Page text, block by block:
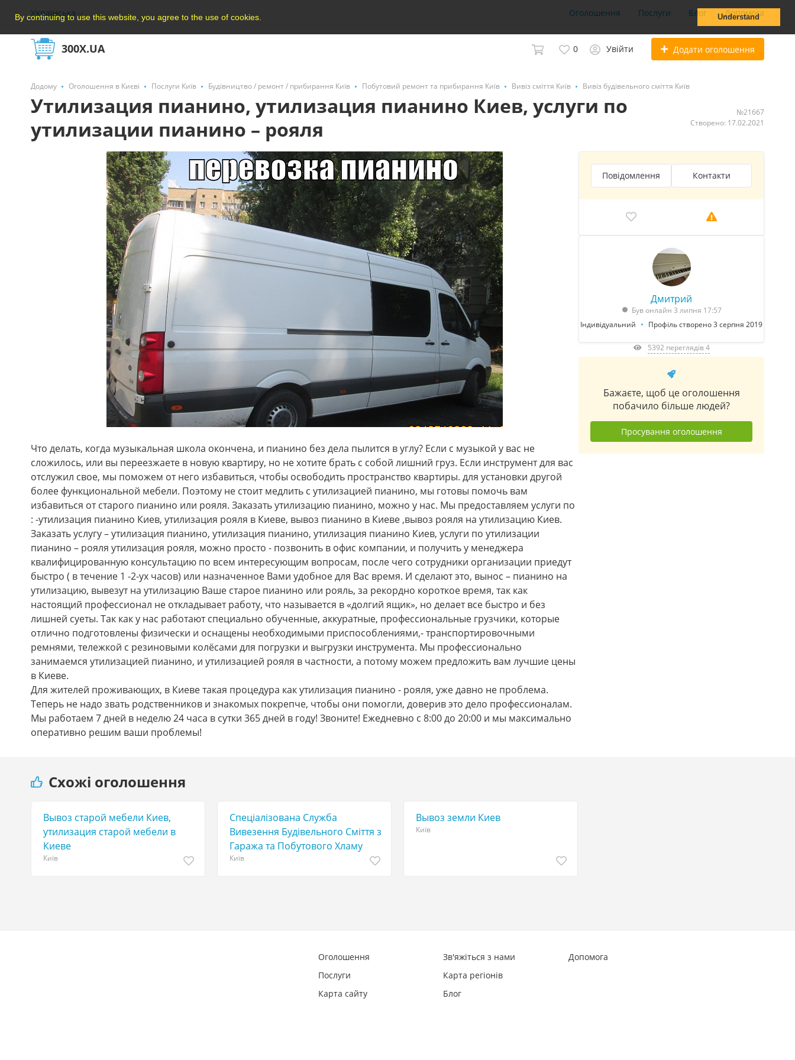
By continuing to use this website, you agree to the use of cookies. Understand
Українська Оголошення Послуги Блог Допомога
300X.UA 0 Увійти Додати оголошення
Додому Оголошення в Києві Послуги Київ Будівництво / ремонт / прибирання Київ Побутовий ремонт та прибирання Київ Вивіз сміття Київ Вивіз будівельного сміття Київ
Утилизация пианино, утилизация пианино Киев, услуги по
утилизации пианино – рояля
№21667
Створено: 17.02.2021
Что делать, когда музыкальная школа окончена, и пианино без дела пылится в углу? Если с музыкой у вас не
сложилось, или вы переезжаете в новую квартиру, но не хотите брать с собой лишний груз. Если инструмент для вас
отслужил свое, мы поможем от него избавиться, чтобы освободить пространство квартиры. для установки другой
более функциональной мебели. Поэтому не стоит медлить с утилизацией пианино, мы готовы помочь вам
избавиться от старого пианино или рояля. Заказать утилизацию пианино, можно у нас. Мы предоставляем услуги по
: -утилизация пианино Киев, утилизация рояля в Киеве, вывоз пианино в Киеве ,вывоз рояля на утилизацию Киев.
Заказать услугу – утилизация пианино, утилизация пианино, утилизация пианино Киев, услуги по утилизации
пианино – рояля утилизация рояля, можно просто - позвонить в офис компании, и получить у менеджера
квалифицированную консультацию по всем интересующим вопросам, после чего сотрудники организации приедут
быстро ( в течение 1 -2-ух часов) или назначенное Вами удобное для Вас время. И сделают это, вынос – пианино на
утилизацию, вывезут на утилизацию Ваше старое пианино или рояль, за рекордно короткое время, так как
настоящий профессионал не откладывает работу, что называется в «долгий ящик», но делает все быстро и без
лишней суеты. Так как у нас работают специально обученные, аккуратные, профессиональные грузчики, которые
отлично подготовлены физически и оснащены необходимыми приспособлениями,- транспортировочными
ремнями, тележкой с резиновыми колёсами для погрузки и выгрузки инструмента. Мы профессионально
занимаемся утилизацией пианино, и утилизацией рояля в частности, а потому можем предложить вам лучшие цены
в Киеве.
Для жителей проживающих, в Киеве такая процедура как утилизация пианино - рояля, уже давно не проблема.
Теперь не надо звать родственников и знакомых покрепче, чтобы они помогли, доверив это дело профессионалам.
Мы работаем 7 дней в неделю 24 часа в сутки 365 дней в году! Звоните! Ежедневно с 8:00 до 20:00 и мы максимально
оперативно решим ваши проблемы!
Повідомлення Контакти
Дмитрий
Був онлайн 3 липня 17:57
Індивідуальний
Профіль створено 3 серпня 2019
5392 переглядів 4
Бажаєте, щоб це оголошення
побачило більше людей?
Просування оголошення
Схожі оголошення
TOP
Вывоз старой мебели Киев,
утилизация старой мебели в
Киеве
Київ
TOP
Спеціалізована Служба
Вивезення Будівельного Сміття з
Гаража та Побутового Хламу
Київ
Вывоз земли Киев
Київ
Оголошення
Послуги
Карта сайту
Зв'яжіться з нами
Карта регіонів
Блог
Допомога